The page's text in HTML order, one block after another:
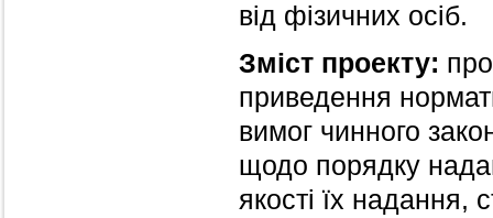
від фізичних осіб.
Зміст проекту:
приведення
вимог чинного
щодо порядку
якості їх надання,